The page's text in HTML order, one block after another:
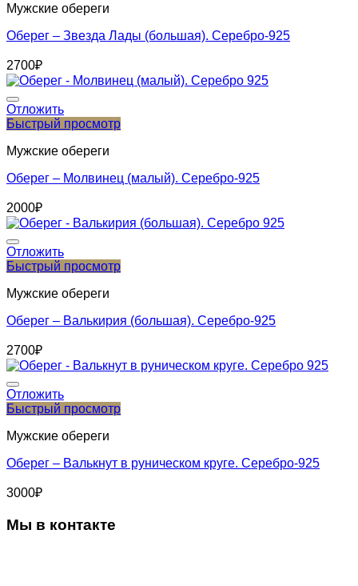
Мужские обереги
Оберег – Звезда Лады (большая). Серебро-925
2700₽
Отложить
Быстрый просмотр
Мужские обереги
Оберег – Молвинец (малый). Серебро-925
2000₽
Отложить
Быстрый просмотр
Мужские обереги
Оберег – Валькирия (большая). Серебро-925
2700₽
Отложить
Быстрый просмотр
Мужские обереги
Оберег – Валькнут в руническом круге. Серебро-925
3000₽
Мы в контакте